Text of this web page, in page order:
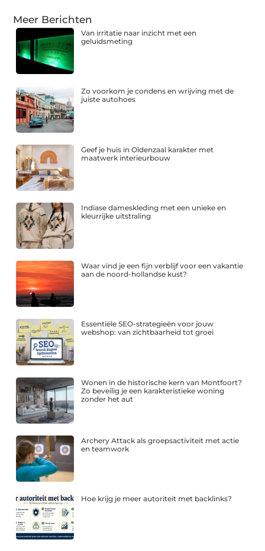
Meer Berichten
Van irritatie naar inzicht met een
geluidsmeting
Zo voorkom je condens en wrijving met de
juiste autohoes
Geef je huis in Oldenzaal karakter met
maatwerk interieurbouw
Indiase dameskleding met een unieke en
kleurrijke uitstraling
Waar vind je een fijn verblijf voor een vakantie
aan de noord-hollandse kust?
Essentiële SEO-strategieën voor jouw
webshop: van zichtbaarheid tot groei
Wonen in de historische kern van Montfoort?
Zo beveilig je een karakteristieke woning
zonder het aut
Archery Attack als groepsactiviteit met actie
en teamwork
Hoe krijg je meer autoriteit met backlinks?